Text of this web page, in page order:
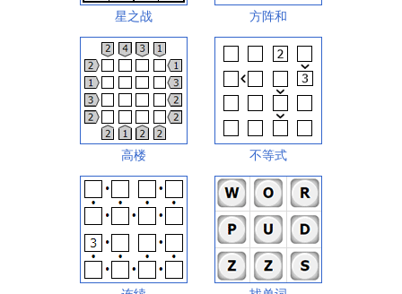
星之战 方阵和
高楼 不等式